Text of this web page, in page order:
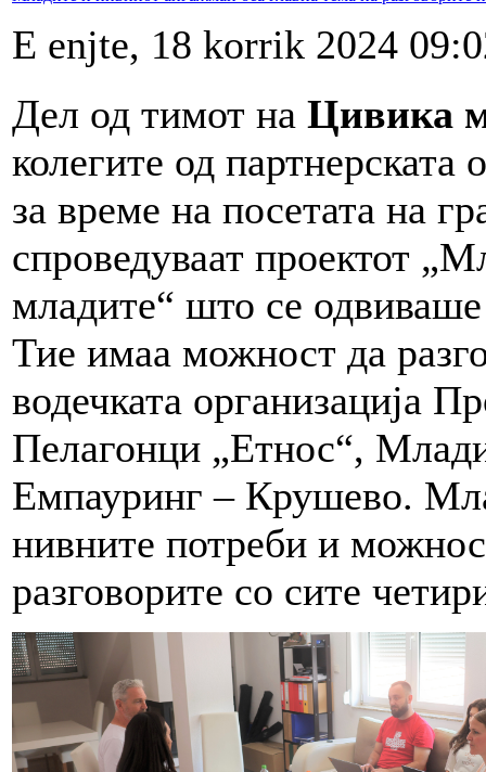
E enjte, 18 korrik 2024
Дел од тимот на Цивика
колегите од партнерската
за време на посетата на
спроведуваат проектот
младите“ што се
Тие имаа можност да
водечката организација
Пелагонци „Етнос“,
Емпауринг – Крушево.
нивните потреби и
разговорите со сите